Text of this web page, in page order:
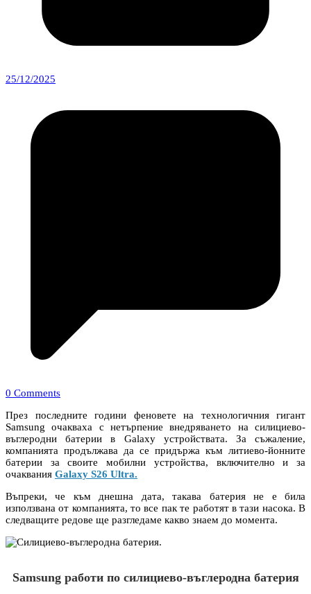
25/12/2025
0 Comments
През последните години феновете на технологичния гигант
Samsung очакваха с нетърпение внедряването на силициево-
въглеродни батерии в Galaxy устройствата. За съжаление,
компанията продължава да се придържа към литиево-йонните
батерии за своите мобилни устройства, включително и за
очаквания Galaxy S26 Ultra.
Въпреки, че към днешна дата, такава батерия не е била
използвана от компанията, то все пак те работят в тази насока. В
следващите редове ще разгледаме какво знаем до момента.
Samsung работи по силициево-въглеродна батерия